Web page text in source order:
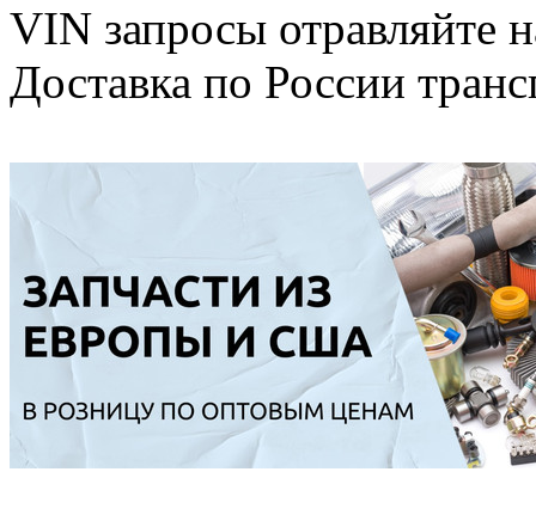
VIN запросы отравляйте
Доставка по России